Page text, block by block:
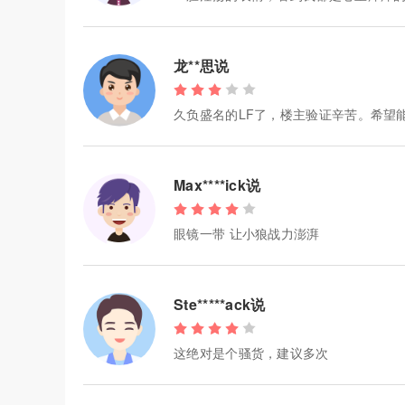
龙**思说
久负盛名的LF了，楼主验证辛苦。希望
Max****ick说
眼镜一带 让小狼战力澎湃
Ste*****ack说
这绝对是个骚货，建议多次